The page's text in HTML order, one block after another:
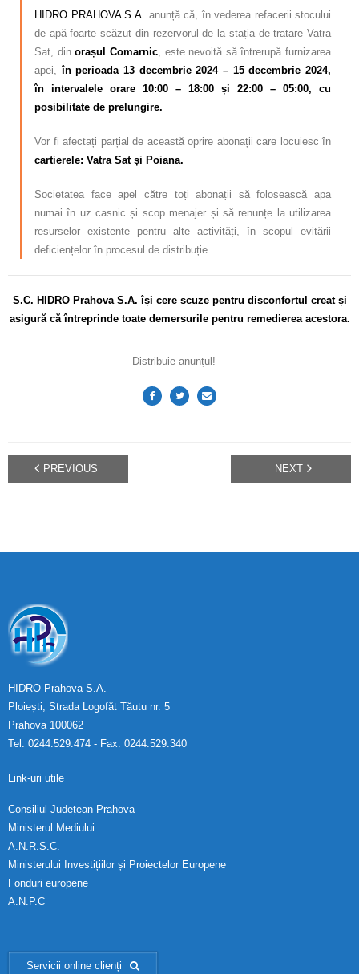
HIDRO PRAHOVA S.A. anunță că, în vederea refacerii stocului
de apă foarte scăzut din rezervorul de la stația de tratare Vatra
Sat, dinorașul Comarnic, este nevoită să întrerupă furnizarea
apei,în perioada 13 decembrie 2024 – 15 decembrie 2024,
în intervalele orare 10:00 – 18:00 și 22:00 – 05:00, cu
posibilitate de prelungire.
Vor fi afectați parțial de această oprire abonații care locuiesc în
cartierele: Vatra Sat și Poiana.
Societatea face apel către toți abonații să folosească apa
numai în uz casnic și scop menajer și să renunțe la utilizarea
resurselor existente pentru alte activități, în scopul evitării
deficiențelor în procesul de distribuție.
S.C. HIDRO Prahova S.A. își cere scuze pentru disconfortul creat și
asigură că întreprinde toate demersurile pentru remedierea acestora.
Distribuie anunțul!
PREVIOUS NEXT
HIDRO Prahova S.A.
Ploiești, Strada Logofăt Tăutu nr. 5
Prahova 100062
Tel: 0244.529.474 - Fax: 0244.529.340
Link-uri utile
Consiliul Județean Prahova
Ministerul Mediului
A.N.R.S.C.
Ministerului Investițiilor și Proiectelor Europene
Fonduri europene
A.N.P.C
Servicii online clienți